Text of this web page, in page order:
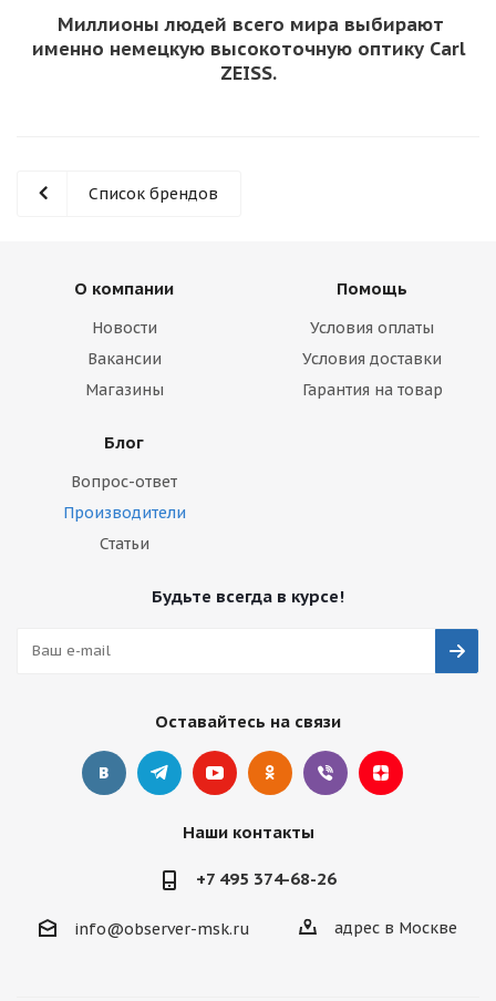
Миллионы людей всего мира выбирают
именно немецкую высокоточную оптику Carl
ZEISS.
Список брендов
О компании
Новости
Вакансии
Магазины
Помощь
Условия оплаты
Условия доставки
Гарантия на товар
Блог
Вопрос-ответ
Производители
Статьи
Будьте всегда в курсе!
Оставайтесь на связи
Наши контакты
+7 495 374-68-26
info@observer-msk.ru адрес в Москве